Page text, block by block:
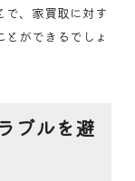
で、家買取に対す
ができるでしょ
ブルを避